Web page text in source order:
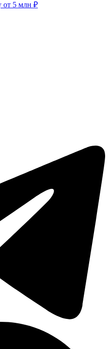
от 5 млн ₽